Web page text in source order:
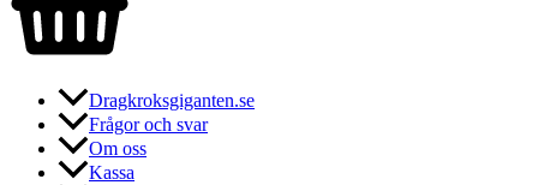
Dragkroksgiganten.se
Frågor och svar
Om oss
Kassa